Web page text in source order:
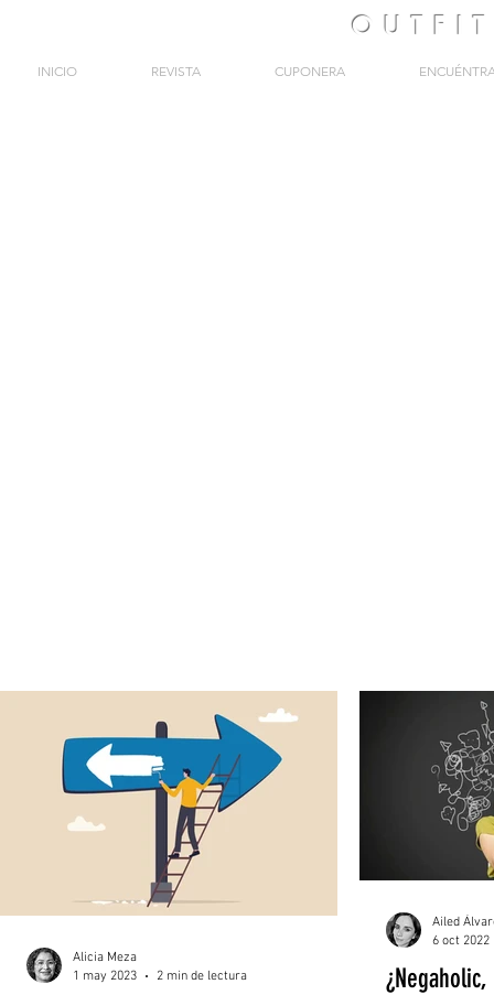
OUTFIT
INICIO REVISTA CUPONERA
Alicia Meza
1 may 2023
2 min de lectura
Ailed
6 oct 2022